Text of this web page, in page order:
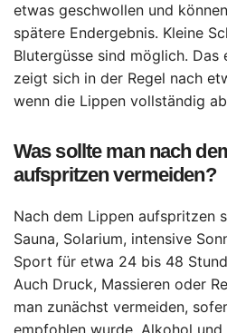
etwas geschwollen und
spätere Endergebnis. Kleine
Blutergüsse sind möglich. Das
zeigt sich in der Regel nach
wenn die Lippen vollständig
Was sollte man nach
aufspritzen vermeiden?
Nach dem Lippen aufspritzen
Sauna, Solarium, intensive
Sport für etwa 24 bis 48
Auch Druck, Massieren oder
man zunächst vermeiden,